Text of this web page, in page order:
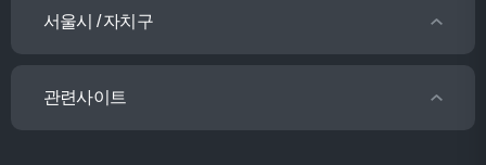
서울시 / 자치구
관련사이트